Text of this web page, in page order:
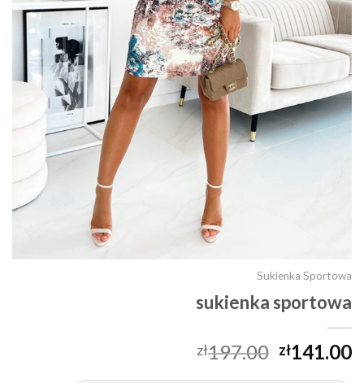
Sukienka Sportowa
sukienka sportowa
zł197.00 zł141.00